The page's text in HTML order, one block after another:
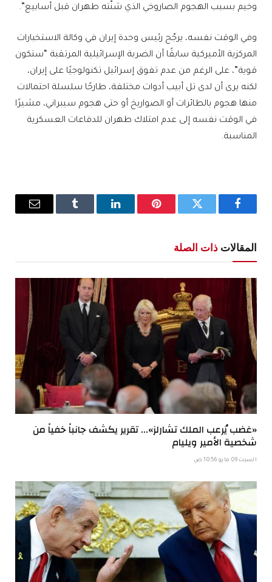
وخيم بسبب الهجوم الصاروخي الذي شنّته طهران قبل أسابيع”.
وفي الوقت نفسه، يرجّح رئيس وحدة إيران في وكالة الاستخبارات
المركزية الأميركية سابقًا أن الضربة الإسرائيلية المرتقبة “ستكون
قوية”، على الرغم من عدم تفوق إسرائيل تكنولوجيًا على إيران،
لكنه يرى أن لدى تل أبيب أدوات مختلفة، طارحًا سلسلة احتمالات
منها هجوم بالطائرات أو الصواريخ أو حتى هجوم سيبراني، مشيرًا
في الوقت نفسه إلى عدم امتلاك طهران للدفاعات العسكرية
المناسبة.
فيسبوك تويتر بينتيريستلينكدإن Tumblr
البريد
المقالات ذات الصلة
«غضب يُرعب الملك تشارلز»… تقرير يكشف جانباً خفياً من
شخصية الأمير ويليام
السبت 09 مايو 10:56 ص